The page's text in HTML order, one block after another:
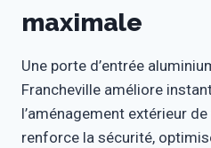
maximale
Une porte d’entrée
Francheville améliore
l’aménagement extérieur
renforce la sécurité,